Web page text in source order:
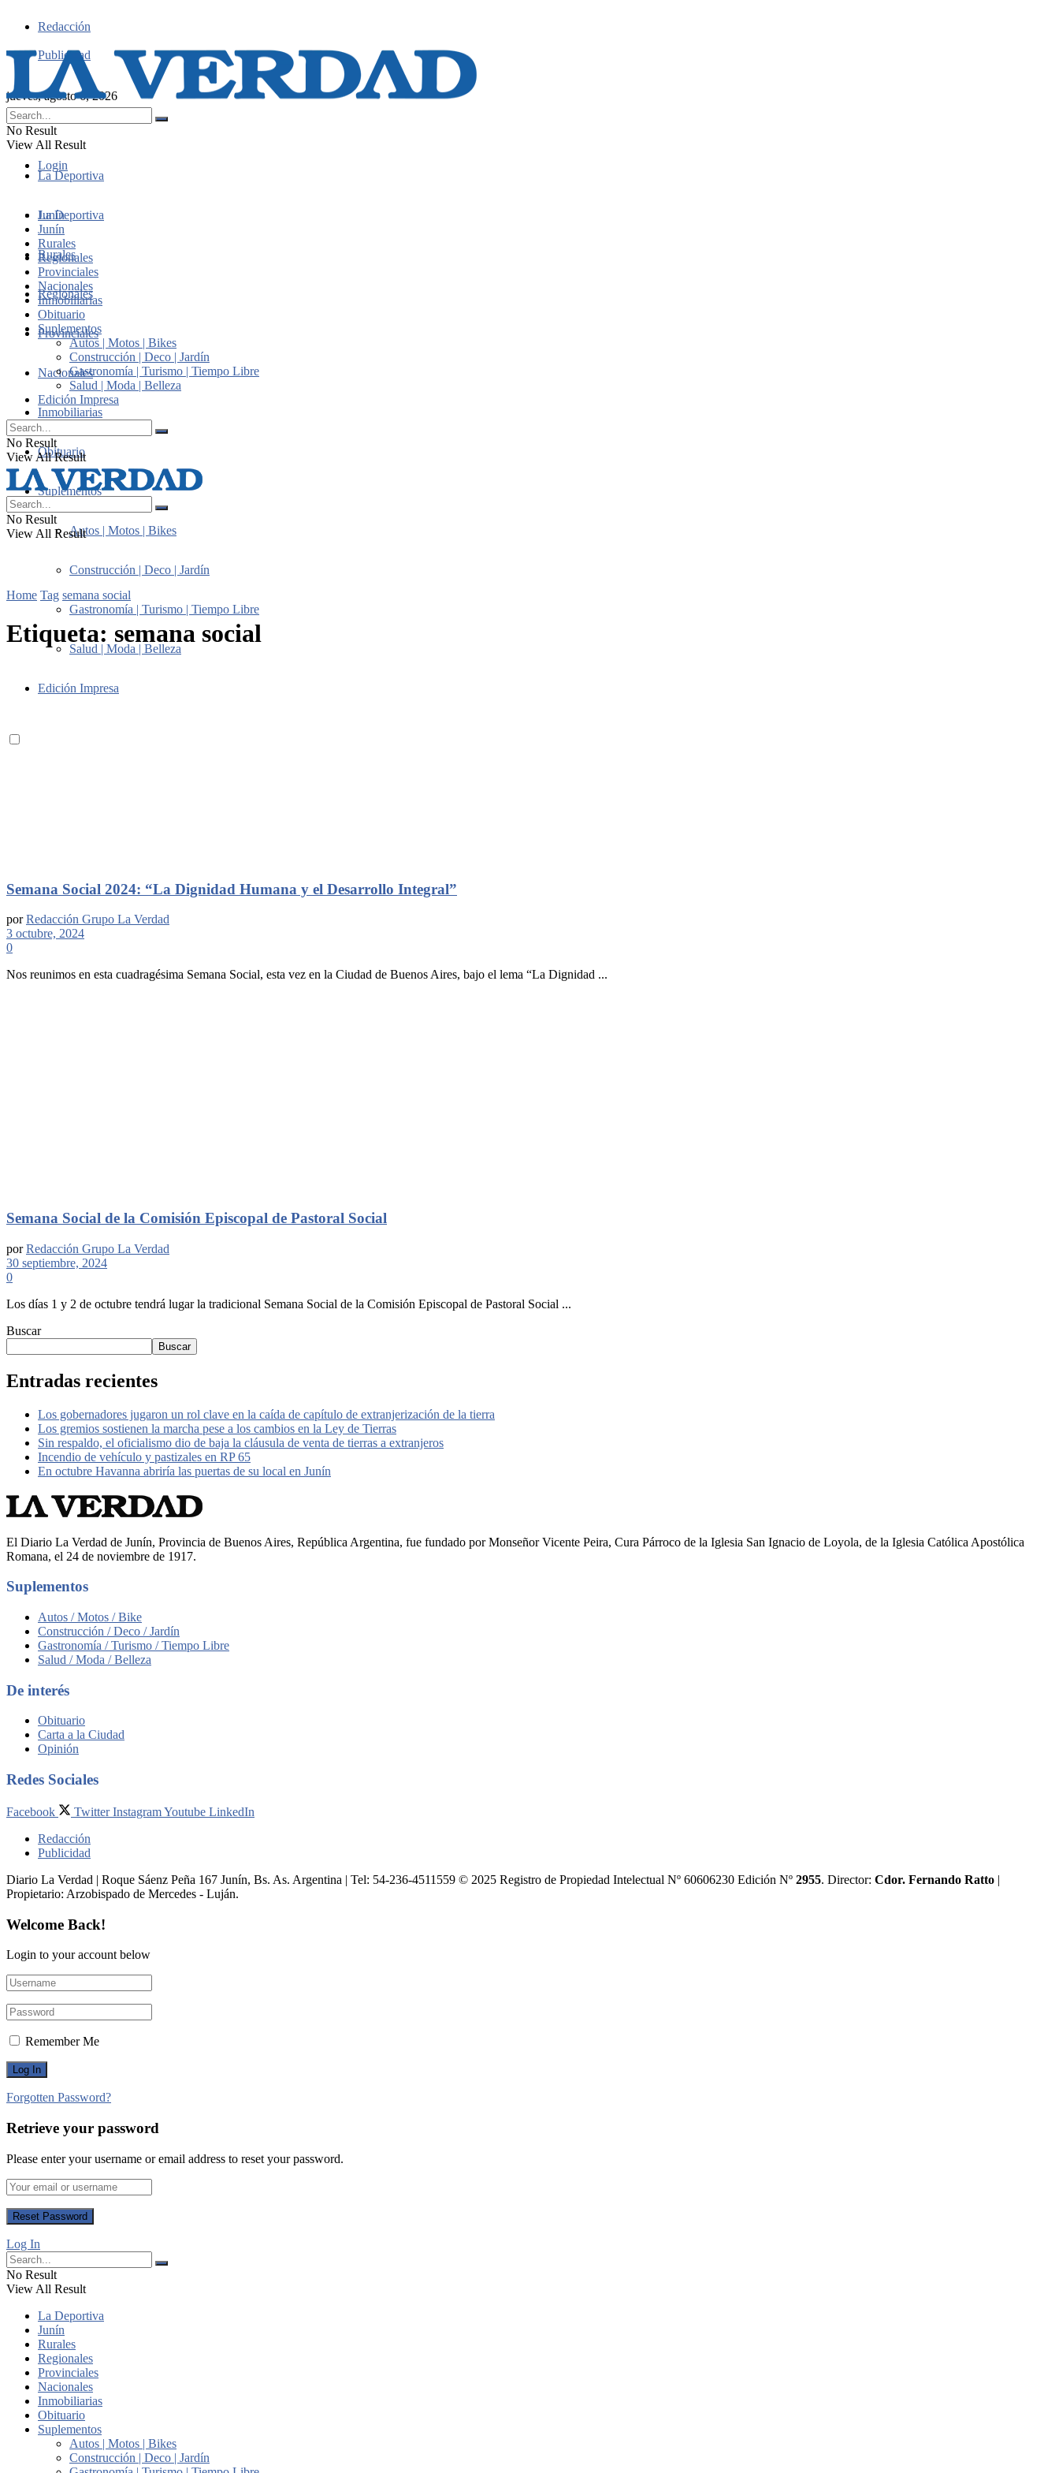
Redacción
Publicidad
jueves, agosto 6, 2026
Login
No Result
View All Result
La Deportiva
Junín
Rurales
Regionales
Provinciales
Nacionales
Inmobiliarias
Obituario
Suplementos
Autos | Motos | Bikes
Construcción | Deco | Jardín
Gastronomía | Turismo | Tiempo Libre
Salud | Moda | Belleza
Edición Impresa
La Deportiva
Junín
Rurales
Regionales
Provinciales
Nacionales
Inmobiliarias
Obituario
Suplementos
Autos | Motos | Bikes
Construcción | Deco | Jardín
Gastronomía | Turismo | Tiempo Libre
Salud | Moda | Belleza
Edición Impresa
No Result
View All Result
No Result
View All Result
Home Tag semana social
Etiqueta: semana social
Semana Social 2024: “La Dignidad Humana y el Desarrollo Integral”
por Redacción Grupo La Verdad
3 octubre, 2024
0
Nos reunimos en esta cuadragésima Semana Social, esta vez en la Ciudad de Buenos Aires, bajo el lema “La Dignidad ...
Semana Social de la Comisión Episcopal de Pastoral Social
por Redacción Grupo La Verdad
30 septiembre, 2024
0
Los días 1 y 2 de octubre tendrá lugar la tradicional Semana Social de la Comisión Episcopal de Pastoral Social ...
Buscar
Buscar
Entradas recientes
Los gobernadores jugaron un rol clave en la caída de capítulo de extranjerización de la tierra
Los gremios sostienen la marcha pese a los cambios en la Ley de Tierras
Sin respaldo, el oficialismo dio de baja la cláusula de venta de tierras a extranjeros
Incendio de vehículo y pastizales en RP 65
En octubre Havanna abriría las puertas de su local en Junín
El Diario La Verdad de Junín, Provincia de Buenos Aires, República Argentina, fue fundado por Monseñor Vicente Peira, Cura Párroco de la Iglesia San Ignacio de Loyola, de la Iglesia Católica Apostólica
Romana, el 24 de noviembre de 1917.
Suplementos
Autos / Motos / Bike
Construcción / Deco / Jardín
Gastronomía / Turismo / Tiempo Libre
Salud / Moda / Belleza
De interés
Obituario
Carta a la Ciudad
Opinión
Redes Sociales
Facebook Twitter InstagramYoutube LinkedIn
Redacción
Publicidad
Diario La Verdad | Roque Sáenz Peña 167 Junín, Bs. As. Argentina | Tel: 54-236-4511559 © 2025 Registro de Propiedad Intelectual Nº 60606230 Edición Nº 2955. Director:​ Cdor. Fernando Ratto |
Propietario:​ Arzobispado de Mercedes - Luján.
Welcome Back!
Login to your account below
Remember Me
Forgotten Password?
Retrieve your password
Please enter your username or email address to reset your password.
Log In
No Result
View All Result
La Deportiva
Junín
Rurales
Regionales
Provinciales
Nacionales
Inmobiliarias
Obituario
Suplementos
Autos | Motos | Bikes
Construcción | Deco | Jardín